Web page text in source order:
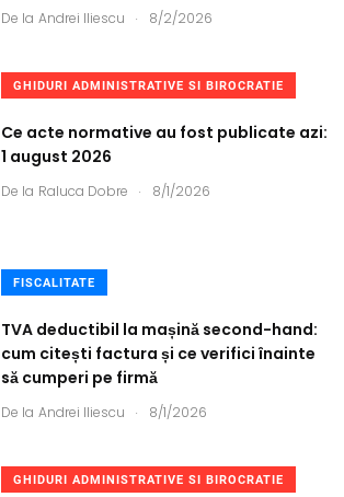
De la Andrei Iliescu . 8/2/2026
GHIDURI ADMINISTRATIVE SI BIROCRATIE
Ce acte normative au fost publicate azi:
1 august 2026
De la Raluca Dobre . 8/1/2026
FISCALITATE
TVA deductibil la mașină second-hand:
cum citești factura și ce verifici înainte
să cumperi pe firmă
De la Andrei Iliescu . 8/1/2026
GHIDURI ADMINISTRATIVE SI BIROCRATIE